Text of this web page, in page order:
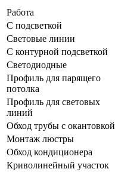
Работа
С подсветкой
Световые линии
С контурной подсветкой
Светодиодные
Профиль для парящего
потолка
Профиль для световых
линий
Обход трубы с окантовкой
Монтаж люстры
Обход кондиционера
Криволинейный участок